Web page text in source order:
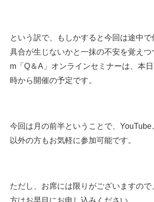
という訳で、もしかすると今回は途中
具合が生じないかと一抹の不安を覚え
m「Q＆A」オンラインセミナーは、本
時から開催の予定です。
今回は月の前半ということで、
以外の方もお気軽に参加可能です。
ただし、お席には限りがございますので